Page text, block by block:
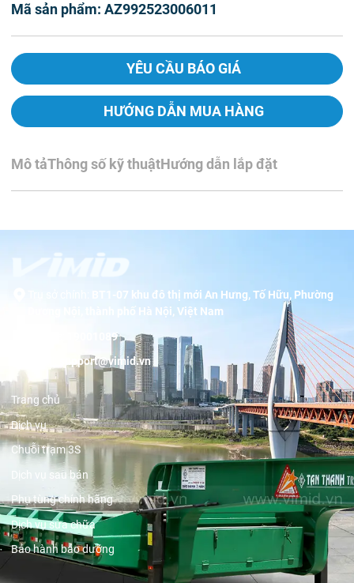
Mã sản phẩm: AZ992523006011
YÊU CẦU BÁO GIÁ
HƯỚNG DẪN MUA HÀNG
Mô tảThông số kỹ thuậtHướng dẫn lắp đặt
BT1-07 khu đô thị mới An Hưng, Tố Hữu, Phường
Dương Nội, thành phố Hà Nội, Việt Nam
19001089
support@vimid.vn
Trang chủ
Dịch vụ
Chuỗi trạm 3S
Dịch vụ sau bán
Phụ tùng chính hãng
Dịch vụ sửa chữa
Bảo hành bảo dưỡng